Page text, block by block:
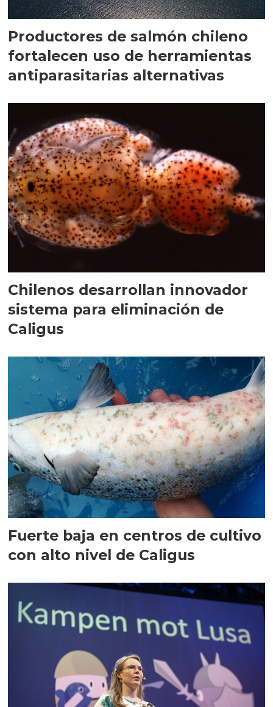
Productores de salmón chileno
fortalecen uso de herramientas
antiparasitarias alternativas
Chilenos desarrollan innovador
sistema para eliminación de
Caligus
Fuerte baja en centros de cultivo
con alto nivel de Caligus